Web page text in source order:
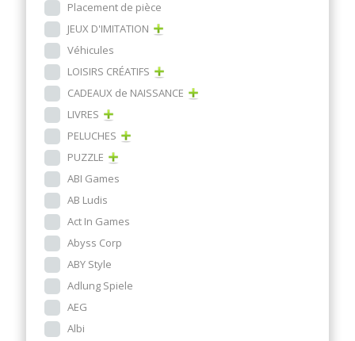
Placement de pièce
JEUX D'IMITATION
Véhicules
LOISIRS CRÉATIFS
CADEAUX de NAISSANCE
LIVRES
PELUCHES
PUZZLE
ABI Games
AB Ludis
Act In Games
Abyss Corp
ABY Style
Adlung Spiele
AEG
Albi